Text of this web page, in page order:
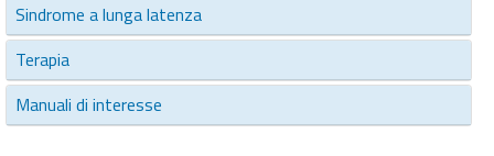
Sindrome a lunga latenza
Terapia
Manuali di interesse